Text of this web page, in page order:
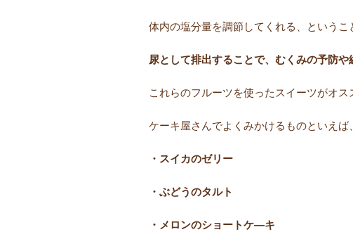
体内の塩分量を調節してくれる、というこ
尿として排出することで、むくみの予防
これらのフルーツを使ったスイーツがオス
ケーキ屋さんでよくみかけるものといえば、
・スイカのゼリー
・ぶどうのタルト
・メロンのショートケ―キ